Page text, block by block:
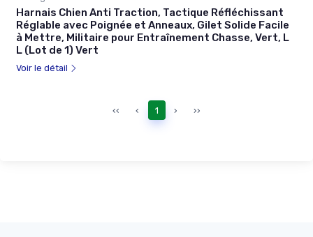
Harnais Chien Anti Traction, Tactique Réfléchissant
Réglable avec Poignée et Anneaux, Gilet Solide Facile
à Mettre, Militaire pour Entraînement Chasse, Vert, L
L (Lot de 1) Vert
Voir le détail
‹‹ ‹ 1 › ››